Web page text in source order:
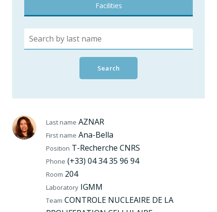
Facilities
Last name AZNAR
First name Ana-Bella
Position T-Recherche CNRS
Phone (+33) 04 34 35 96 94
Room 204
Laboratory IGMM
Team CONTROLE NUCLEAIRE DE LA